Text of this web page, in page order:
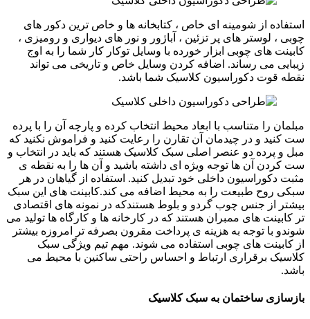
استفاده از شومینه ای خاص ، کتابخانه ها و خاص ترین دکور های
چوبی ، لوستر های پر تزئین ، آباژور و نور های دیواری و رومیزی ،
کابینت های چوبی ابزار خورده با وسایل توکار کار شما را به اوج
زیبایی می رساند. اضافه کردن وسایل خاص و تاریخی می تواند
نقطه قوت دکوراسیون کلاسیک شما باشد.
مبلمان را متناسب با ابعاد محیط انتخاب کرده و پارچه آن را با پرده
ست کنید و در چیدمان آن تقارن را رعایت کنید و فراموش نکنید که
مبل و پرده دو عنصر اصلی سبک کلاسیک هستند که باید در انتخاب و
ست کردن آن ها توجه ویژه ای داشته باشید و آن ها را به نقطه ی
مثبت دکوراسیون داخلی خود تبدیل کنید. استفاده از گیاهان در هر
سبکی روح طبیعت را به محیط اضافه می کند.کابینت های این سبک
بیشتر از جنس چوب گردو و بلوط هستندکه در نمونه های اقتصادی
تر کابینت های ممبران هستند که در کارخانه ها و کارگاه ها تولید می
شوندو با توجه به هزینه ی پرداخت مقرون بصرفه تر امروزه بیشتر
از کابینت های چوبی استفاده می شوند. مهم تیم ویژگی سبک
کلاسیک برقراری ارتباط و احساس راحتی ساکنین با محیط می
باشد.
بازسازی ساختمان به سبک کلاسیک